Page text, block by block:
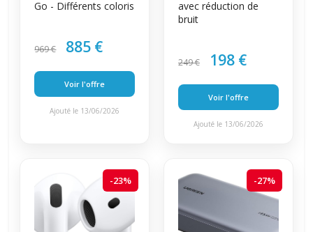
Go - Différents coloris
969 € 885 €
Voir l'offre
Ajouté le 13/06/2026
avec réduction de
bruit
249 € 198 €
Voir l'offre
Ajouté le 13/06/2026
-23% -27%